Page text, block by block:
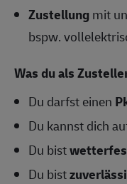
Zustellungmit
bspw.
Was du als
Du darfst einen
Du kannst dich
Du bist
Du bist